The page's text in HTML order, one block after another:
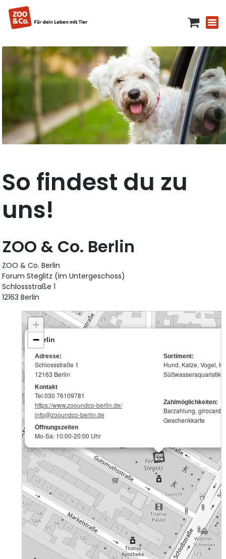
So findest du zu
uns!
ZOO & Co. Berlin
ZOO & Co. Berlin
Forum Steglitz (Im Untergeschoss)
Schlossstraße 1
12163 Berlin
Berlin
Adresse:
Schlossstraße 1
12163 Berlin
Sortiment:
Hund, Katze, Vogel,
Süßwasseraquaristik
Kontakt
Tel.030 76109781
https://www.zooundco-berlin.de/
info@zooundco-berlin.de
Öffnungszeiten
Mo-Sa: 10:00-20:00 Uhr
Zahlmöglichkeiten:
Barzahlung, girocard,
Geschenkkarte
+
−